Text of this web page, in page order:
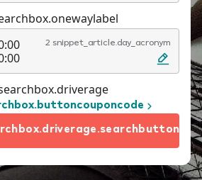
2 snippet_article.day_acronym